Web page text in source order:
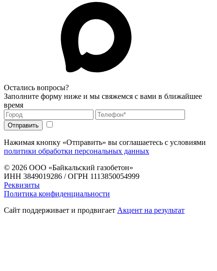
Остались вопросы?
Заполните форму ниже и мы свяжемся с вами в ближайшее
время
Нажимая кнопку «Отправить» вы соглашаетесь с условиями
политики обработки персональных данных
© 2026 ООО «Байкальский газобетон»
ИНН 3849019286 / ОГРН 1113850054999
Реквизиты
Политика конфиденциальности
Сайт поддерживает и продвигает Акцент на результат